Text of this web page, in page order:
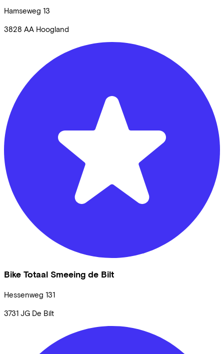
Hamseweg 13
3828 AA Hoogland
Bike Totaal Smeeing de Bilt
Hessenweg 131
3731 JG De Bilt